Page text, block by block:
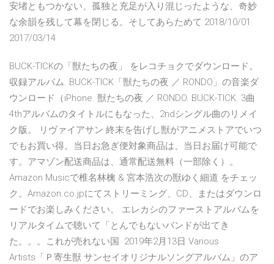
安堵ともつかない、孤独と充足が入り混じったような、奇妙
な余韻を残して幕を閉じる。そしてあらためて 2018/10/01
2017/03/14
BUCK-TICKの「獣たちの夜」 をレコチョクでダウンロード。
収録アルバム. BUCK-TICK「獣たちの夜 ／ RONDO」の音楽ダ
ウンロード（iPhone. 獣たちの夜 ／ RONDO. BUCK-TICK. 3曲
4thアルバムのタイトルにもなった、2ndシングル曲のリメイ
ク版。 リヴァイアサン 終末を告げし獣がアニメストアでいつ
でもお買い得。当日お急ぎ便対象商品は、当日お届け可能で
す。アマゾン配送商品は、通常配送無料（一部除く）。
Amazon Musicで椎名林檎 & 宮本浩次の獣ゆく細道 をチェッ
ク。Amazon.co.jpにてストリーミング、CD、またはダウンロ
ードでお楽しみください。 エレカシのファーストアルバムを
リアルタイムで聴いて「とんでもないバンドが出てき
た。。。これが売れない国 2019年2月13日 Various
Artists「Ｐ寄生獣 サンセイオリジナルソングアルバム」のア